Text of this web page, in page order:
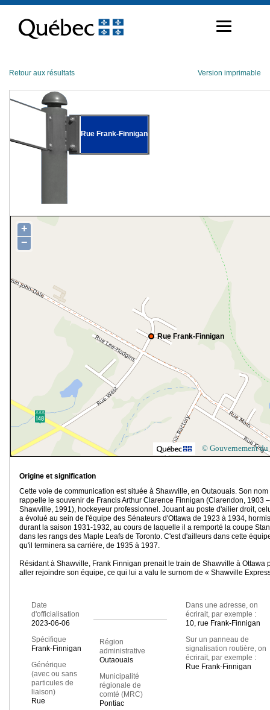
contenu
Retour aux résultats Version imprimable
Rue Frank-Finnigan
Rue Frank-Finnigan
+
−
© Gouvernement du
Origine et signification
Cette voie de communication est située à Shawville, en Outaouais. Son nom
rappelle le souvenir de Francis Arthur Clarence Finnigan (Clarendon, 1903 –
Shawville, 1991), hockeyeur professionnel. Jouant au poste d'ailier droit,
a évolué au sein de l'équipe des Sénateurs d'Ottawa de 1923 à 1934, hormis
durant la saison 1931-1932, au cours de laquelle il a remporté la coupe
dans les rangs des Maple Leafs de Toronto. C'est d'ailleurs dans cette
qu'il terminera sa carrière, de 1935 à 1937.
Résidant à Shawville, Frank Finnigan prenait le train de Shawville à Ottawa
aller rejoindre son équipe, ce qui lui a valu le surnom de « Shawville
Date
d'officialisation
2023-06-06
Spécifique
Frank-Finnigan
Générique
(avec ou sans
particules de
liaison)
Rue
Région
administrative
Outaouais
Municipalité
régionale de
comté (MRC)
Pontiac
Dans une adresse, on
écrirait, par exemple :
10, rue Frank-Finnigan
Sur un panneau de
signalisation routière, on
écrirait, par exemple :
Rue Frank-Finnigan